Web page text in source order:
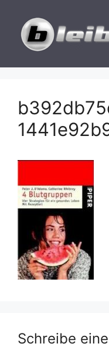
Inhalt
springen
Schreibe